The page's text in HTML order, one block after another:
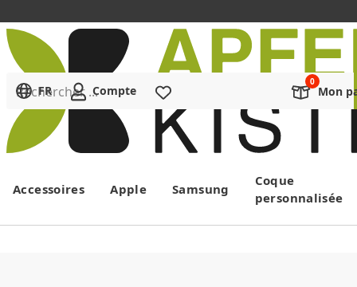
Menu
Rechercher ...
FR Compte Mon
Accessoires Apple Samsung
Coque
personnalisée